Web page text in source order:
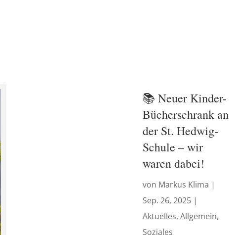
📚 Neuer Kinder-
Bücherschrank an
der St. Hedwig-
Schule – wir
waren dabei!
von Markus Klima |
Sep. 26, 2025|
Aktuelles, Allgemein,
Soziales